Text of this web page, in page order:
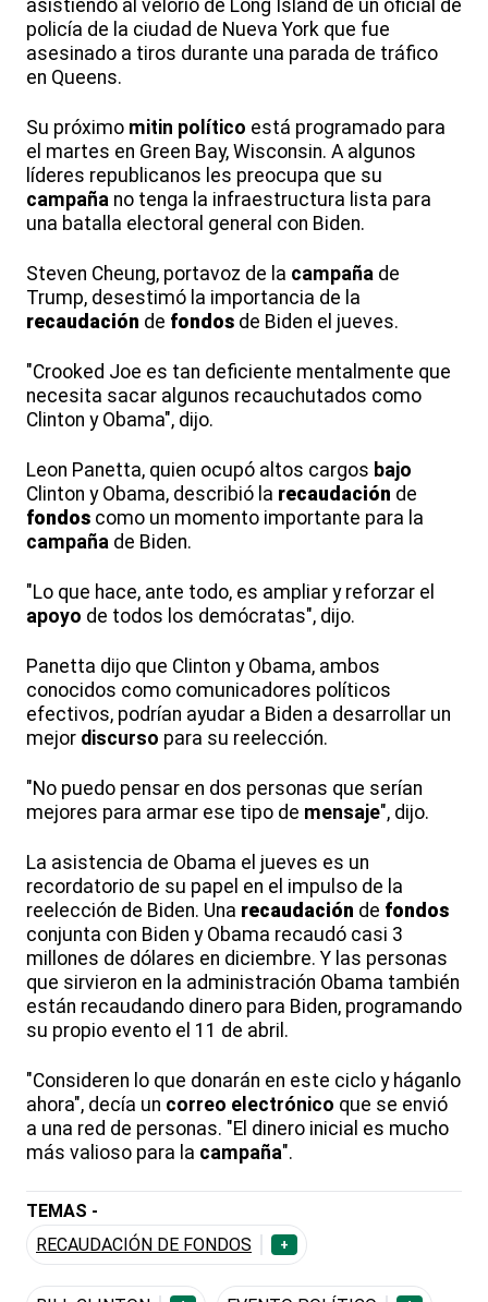
asistiendo al velorio de Long Island de un oficial de
policía de la ciudad de Nueva York que fue
asesinado a tiros durante una parada de tráfico
en Queens.
Su próximo mitin político está programado para
el martes en Green Bay, Wisconsin. A algunos
líderes republicanos les preocupa que su
campaña no tenga la infraestructura lista para
una batalla electoral general con Biden.
Steven Cheung, portavoz de la campaña de
Trump, desestimó la importancia de la
recaudación de fondos de Biden el jueves.
"Crooked Joe es tan deficiente mentalmente que
necesita sacar algunos recauchutados como
Clinton y Obama", dijo.
Leon Panetta, quien ocupó altos cargos bajo
Clinton y Obama, describió la recaudación de
fondos como un momento importante para la
campaña de Biden.
"Lo que hace, ante todo, es ampliar y reforzar el
apoyo de todos los demócratas", dijo.
Panetta dijo que Clinton y Obama, ambos
conocidos como comunicadores políticos
efectivos, podrían ayudar a Biden a desarrollar un
mejor discurso para su reelección.
"No puedo pensar en dos personas que serían
mejores para armar ese tipo de mensaje", dijo.
La asistencia de Obama el jueves es un
recordatorio de su papel en el impulso de la
reelección de Biden. Una recaudación de fondos
conjunta con Biden y Obama recaudó casi 3
millones de dólares en diciembre. Y las personas
que sirvieron en la administración Obama también
están recaudando dinero para Biden, programando
su propio evento el 11 de abril.
"Consideren lo que donarán en este ciclo y háganlo
ahora", decía un correo electrónico que se envió
a una red de personas. "El dinero inicial es mucho
más valioso para la campaña".
TEMAS -
RECAUDACIÓN DE FONDOS
+